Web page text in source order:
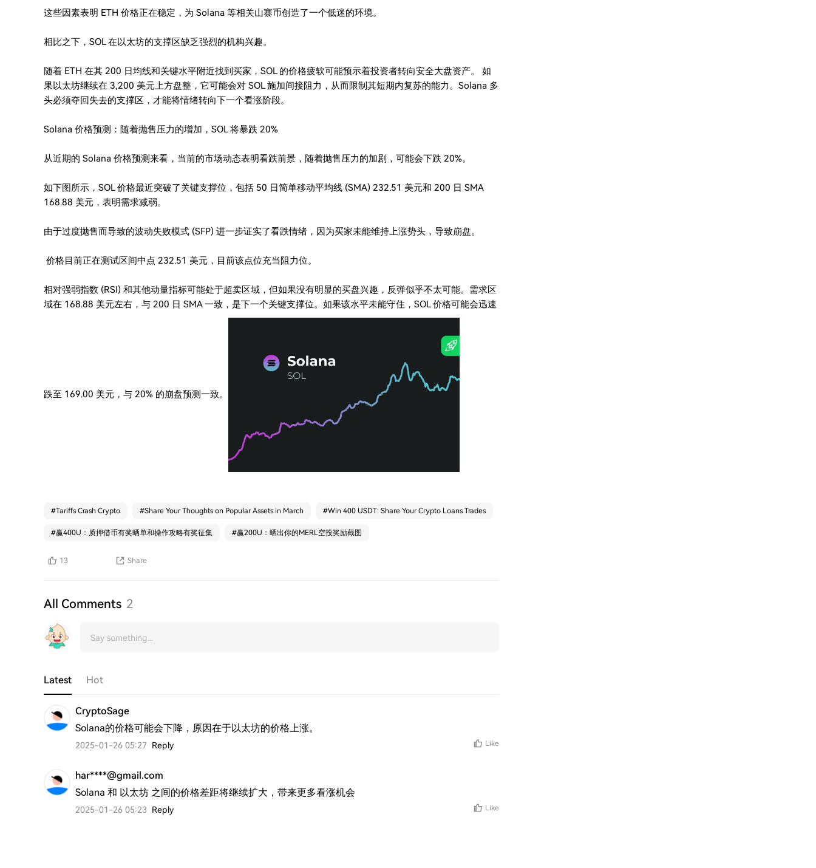
这些因素表明 ETH 价格正在稳定，为 Solana 等相关山寨币创造了一个低迷的环境。
相比之下，SOL 在以太坊的支撑区缺乏强烈的机构兴趣。
随着 ETH 在其 200 日均线和关键水平附近找到买家，SOL 的价格疲软可能预示着投资者转向安全大盘资产。 如
果以太坊继续在 3,200 美元上方盘整，它可能会对 SOL 施加间接阻力，从而限制其短期内复苏的能力。Solana 多
头必须夺回失去的支撑区，才能将情绪转向下一个看涨阶段。
Solana 价格预测：随着抛售压力的增加，SOL 将暴跌 20%
从近期的 Solana 价格预测来看，当前的市场动态表明看跌前景，随着抛售压力的加剧，可能会下跌 20%。
如下图所示，SOL 价格最近突破了关键支撑位，包括 50 日简单移动平均线 (SMA) 232.51 美元和 200 日 SMA
168.88 美元，表明需求减弱。
由于过度抛售而导致的波动失败模式 (SFP) 进一步证实了看跌情绪，因为买家未能维持上涨势头，导致崩盘。
价格目前正在测试区间中点 232.51 美元，目前该点位充当阻力位。
相对强弱指数 (RSI) 和其他动量指标可能处于超卖区域，但如果没有明显的买盘兴趣，反弹似乎不太可能。需求区
域在 168.88 美元左右，与 200 日 SMA 一致，是下一个关键支撑位。如果该水平未能守住，SOL 价格可能会迅速
跌至 169.00 美元，与 20% 的崩盘预测一致。
#Tariffs Crash Crypto #Share Your Thoughts on Popular Assets in March #Win 400 USDT: Share Your Crypto Loans Trades
#赢400U：质押借币有奖晒单和操作攻略有奖征集 #赢200U：晒出你的MERL空投奖励截图
13 Share
All Comments 2
Latest Hot
CryptoSage
Solana的价格可能会下降，原因在于以太坊的价格上涨。
2025-01-26 05:27 Reply Like
har****@gmail.com
Solana 和 以太坊 之间的价格差距将继续扩大，带来更多看涨机会
2025-01-26 05:23 Reply Like